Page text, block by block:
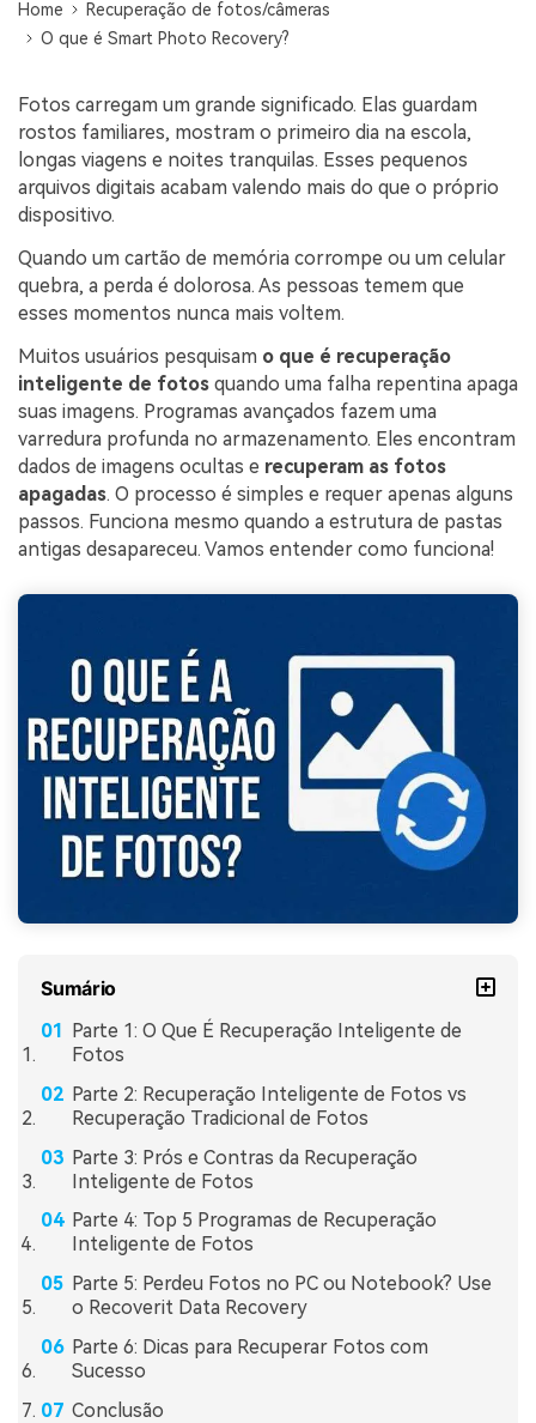
Recoverit Grátis
Recupere dados perdidos/excluídos gratuitamente
Teste Grátis
Outros Produtos
Repairit - Reparar Dados
UBackit - Backup de Dados
ENCONTRAR MAIS SOLUÇÕES
Home
Recuperação de fotos/câmeras
O que é Smart Photo Recovery?
Fotos carregam um grande significado. Elas guardam
rostos familiares, mostram o primeiro dia na escola,
longas viagens e noites tranquilas. Esses pequenos
arquivos digitais acabam valendo mais do que o próprio
dispositivo.
Quando um cartão de memória corrompe ou um celular
quebra, a perda é dolorosa. As pessoas temem que
esses momentos nunca mais voltem.
Muitos usuários pesquisam o que é recuperação
inteligente de fotos quando uma falha repentina apaga
suas imagens. Programas avançados fazem uma
varredura profunda no armazenamento. Eles encontram
dados de imagens ocultas e recuperam as fotos
apagadas. O processo é simples e requer apenas alguns
passos. Funciona mesmo quando a estrutura de pastas
antigas desapareceu. Vamos entender como funciona!
Sumário
Parte 1: O Que É Recuperação Inteligente de
Fotos
Parte 2: Recuperação Inteligente de Fotos vs
Recuperação Tradicional de Fotos
Parte 3: Prós e Contras da Recuperação
Inteligente de Fotos
Parte 4: Top 5 Programas de Recuperação
Inteligente de Fotos
Parte 5: Perdeu Fotos no PC ou Notebook? Use
o Recoverit Data Recovery
Parte 6: Dicas para Recuperar Fotos com
Sucesso
Conclusão